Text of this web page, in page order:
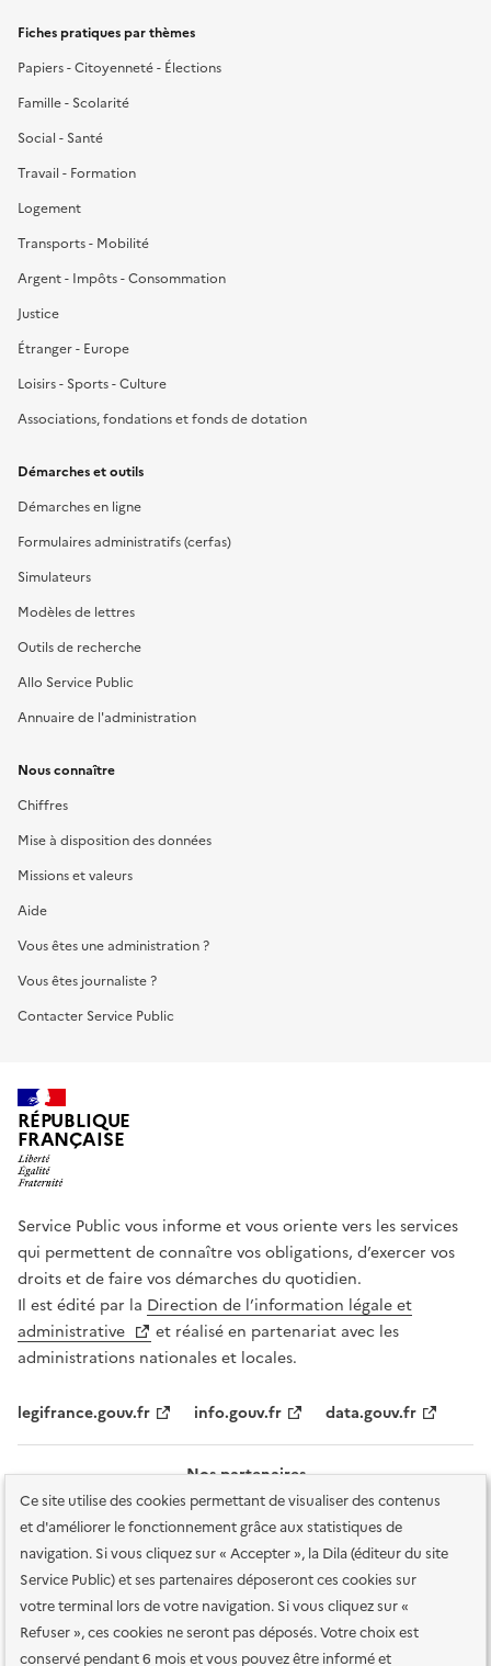
Ce site utilise des cookies permettant de visualiser des contenus
et d'améliorer le fonctionnement grâce aux statistiques de
navigation. Si vous cliquez sur « Accepter », la Dila (éditeur du site
Service Public) et ses partenaires déposeront ces cookies sur
votre terminal lors de votre navigation. Si vous cliquez sur «
Refuser », ces cookies ne seront pas déposés. Votre choix est
conservé pendant 6 mois et vous pouvez être informé et
Fiches pratiques par thèmes
Papiers - Citoyenneté - Élections
Famille - Scolarité
Social - Santé
Travail - Formation
Logement
Transports - Mobilité
Argent - Impôts - Consommation
Justice
Étranger - Europe
Loisirs - Sports - Culture
Associations, fondations et fonds de dotation
Démarches et outils
Démarches en ligne
Formulaires administratifs (cerfas)
Simulateurs
Modèles de lettres
Outils de recherche
Allo Service Public
Annuaire de l'administration
Nous connaître
Chiffres
Mise à disposition des données
Missions et valeurs
Aide
Vous êtes une administration ?
Vous êtes journaliste ?
Contacter Service Public
RÉPUBLIQUE
FRANÇAISE
Service Public vous informe et vous oriente vers les services
qui permettent de connaître vos obligations, d’exercer vos
droits et de faire vos démarches du quotidien.
Il est édité par la Direction de l’information légale et
administrative
et réalisé en partenariat avec les
administrations nationales et locales.
legifrance.gouv.fr info.gouv.fr data.gouv.fr
Nos partenaires
Plan du site Accessibilité : totalement conforme
Accessibilité des
services en ligne Mentions légales Données personnelles et sécurité